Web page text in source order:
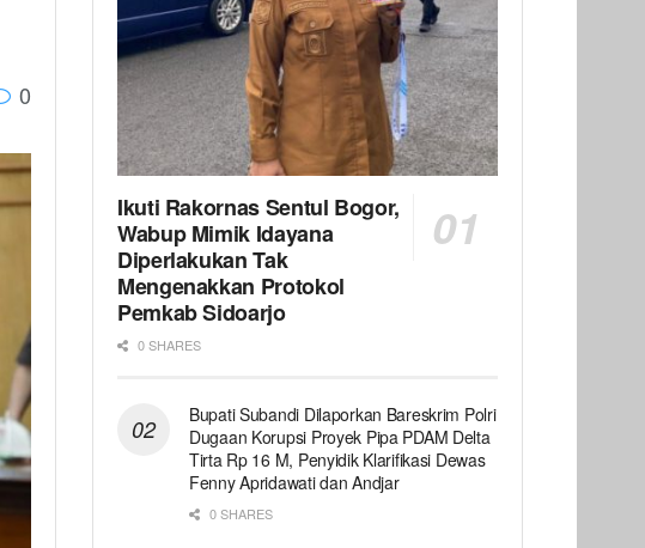
0
Ikuti Rakornas Sentul Bogor,
Wabup Mimik Idayana
Diperlakukan Tak
Mengenakkan Protokol
Pemkab Sidoarjo
0 SHARES
Bupati Subandi Dilaporkan Bareskrim Polri
Dugaan Korupsi Proyek Pipa PDAM Delta
Tirta Rp 16 M, Penyidik Klarifikasi Dewas
Fenny Apridawati dan Andjar
0 SHARES